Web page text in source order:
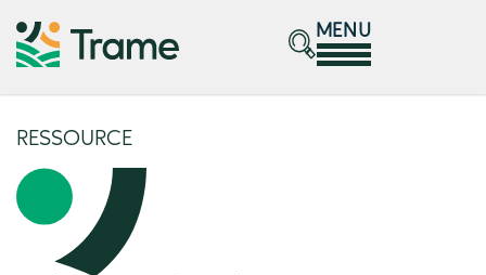
MENU
RESSOURCE